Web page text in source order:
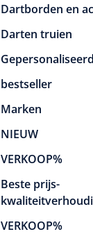
Dartborden en
Darten truien
bestseller
Marken
NIEUW
VERKOOP%
Beste prijs-
VERKOOP%